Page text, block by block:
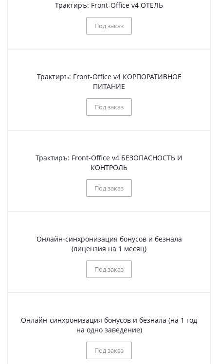
Трактиръ: Front-Office v4 ОТЕЛЬ
Под заказ
Трактиръ: Front-Office v4 КОРПОРАТИВНОЕ
ПИТАНИЕ
Под заказ
Трактиръ: Front-Office v4 БЕЗОПАСНОСТЬ И
КОНТРОЛЬ
Под заказ
Онлайн-синхронизация бонусов и безнала
(лицензия на 1 месяц)
Под заказ
Онлайн-синхронизация бонусов и безнала (на 1 год
на одно заведение)
Под заказ